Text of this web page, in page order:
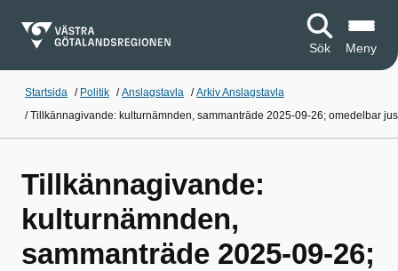
Sök Meny
Startsida / Politik /Anslagstavla /Arkiv Anslagstavla
/Tillkännagivande: kulturnämnden, sammanträde 2025-09-26; omedelbar
Tillkännagivande:
kulturnämnden,
sammanträde 2025-09-26;